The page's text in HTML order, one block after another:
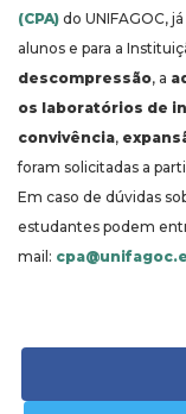
(CPA) do UNIFAGOC,
alunos e para a
descompressão, a
os laboratórios de
convivência,
foram solicitadas a
Em caso de dúvidas
estudantes podem
mail: